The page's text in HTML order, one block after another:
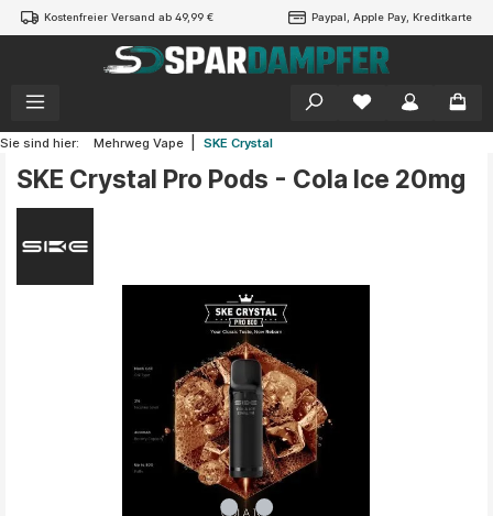
springen
Kostenfreier Versand ab 49,99 € Paypal, Apple Pay, Kreditkarte
Sie sind hier: Mehrweg Vape SKE Crystal
SKE Crystal Pro Pods - Cola Ice 20mg